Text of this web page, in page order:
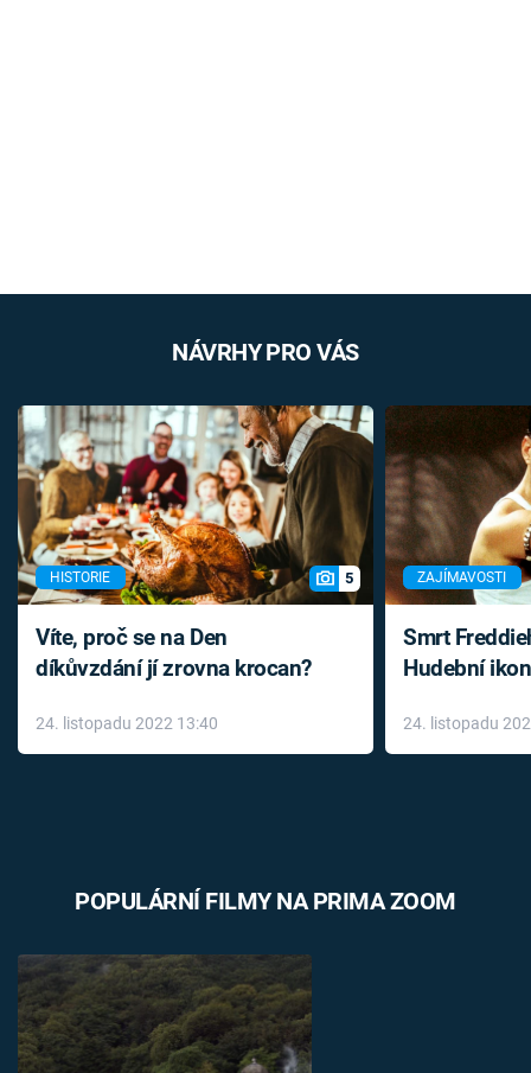
NÁVRHY PRO VÁS
HISTORIE 5
Víte, proč se na Den
díkůvzdání jí zrovna krocan?
24. listopadu 2022 13:40
ZAJÍMAVOSTI
Smrt
Hudební
léky
24. listopadu
POPULÁRNÍ FILMY NA PRIMA ZOOM